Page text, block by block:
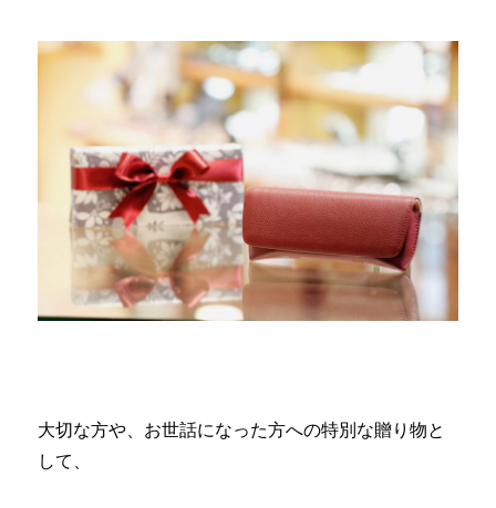
大切な方や、お世話になった方への特別な贈り物と
して、